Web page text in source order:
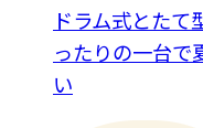
ドラム式とた
ったりの一台で
い